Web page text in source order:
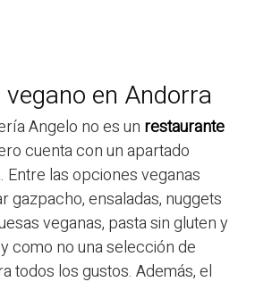
en Andorra
Angelo no es un restaurante
cuenta con un apartado
Entre las opciones veganas
gazpacho, ensaladas, nuggets
veganas, pasta sin gluten y
como no una selección de
todos los gustos. Además, el